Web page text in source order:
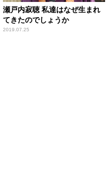
瀬戸内寂聴 私達はなぜ生まれ
てきたのでしょうか
2019.07.25